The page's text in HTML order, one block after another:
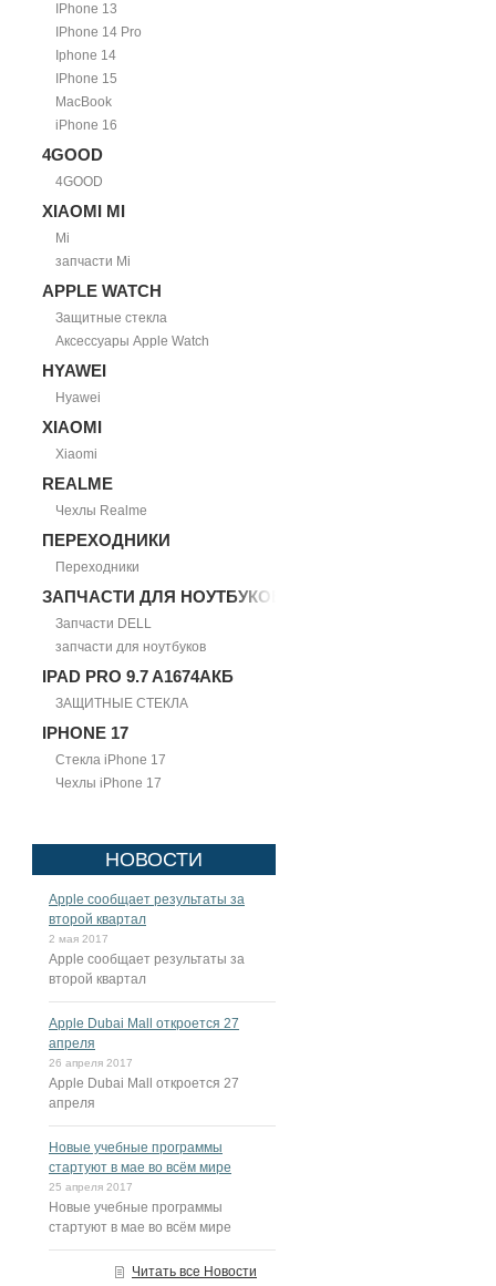
IPhone 13
IPhone 14 Pro
Iphone 14
IPhone 15
MacBook
iPhone 16
4GOOD
4GOOD
XIAOMI MI
Mi
запчасти Mi
APPLE WATCH
Защитные стекла
Аксессуары Apple Watch
HYAWEI
Hyawei
XIAOMI
Xiaomi
REALME
Чехлы Realme
ПЕРЕХОДНИКИ
Переходники
ЗАПЧАСТИ ДЛЯ НОУТБУКОВ
Запчасти DELL
запчасти для ноутбуков
IPAD PRO 9.7 A1674АКБ
ЗАЩИТНЫЕ СТЕКЛА
IPHONE 17
Стекла iPhone 17
Чехлы iPhone 17
НОВОСТИ
Apple сообщает результаты за
второй квартал
2 мая 2017
Apple сообщает результаты за
второй квартал
Apple Dubai Mall откроется 27
апреля
26 апреля 2017
Apple Dubai Mall откроется 27
апреля
Новые учебные программы
стартуют в мае во всём мире
25 апреля 2017
Новые учебные программы
стартуют в мае во всём мире
Читать все Новости